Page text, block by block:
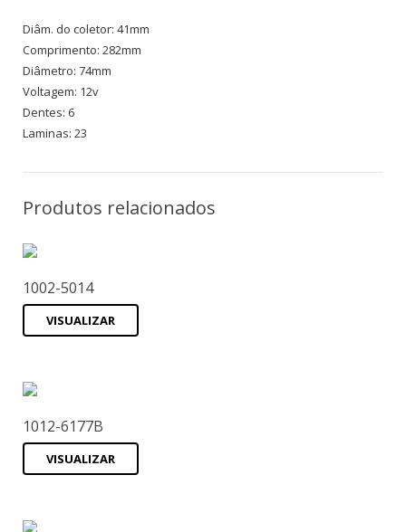
Diâm. do coletor: 41mm
Comprimento: 282mm
Diâmetro: 74mm
Voltagem: 12v
Dentes: 6
Laminas: 23
Produtos relacionados
1002-5014
VISUALIZAR
1012-6177B
VISUALIZAR